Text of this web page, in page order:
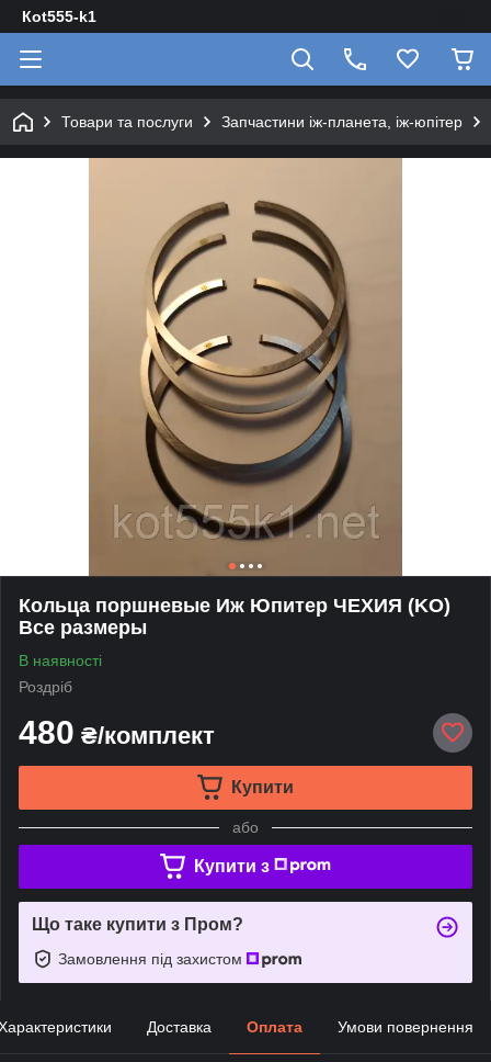
Кot555-k1
Товари та послуги Запчастини іж-планета, іж-юпітер
Кольца поршневые Иж Юпитер ЧЕХИЯ (KO)
Все размеры
В наявності
Роздріб
480 ₴/комплект
Купити
або
Купити з
Що таке купити з Пром?
Замовлення під захистом
Доставка Оплата Умови повернення